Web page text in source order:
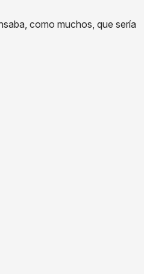
como muchos, que sería